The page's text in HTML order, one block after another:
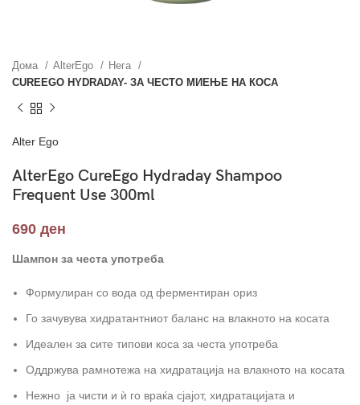
Дома AlterEgo
Нега
CUREEGO HYDRADAY- ЗА ЧЕСТО МИЕЊЕ НА КОСА
Alter Ego
AlterEgo CureEgo Hydraday Shampoo
Frequent Use 300ml
690 ден
Шампон за честа употреба
Формулиран со вода од ферментиран ориз
Го зачувува хидратантниот баланс на влакното на косата
Идеален за сите типови коса за честа употреба
Оддржува рамнотежа на хидратација на влакното на косата
Нежно ја чисти и ѝ го враќа сјајот, хидратацијата и